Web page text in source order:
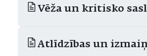
Vēža un kritisko
Atlīdzības un